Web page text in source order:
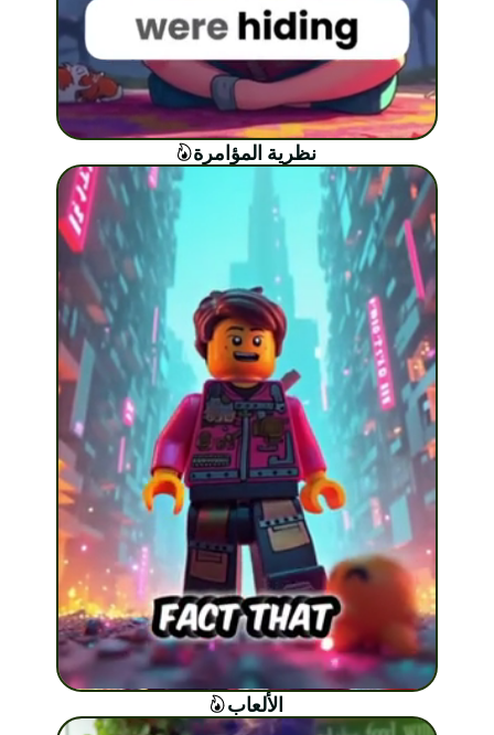
نظرية المؤامرة
الألعاب